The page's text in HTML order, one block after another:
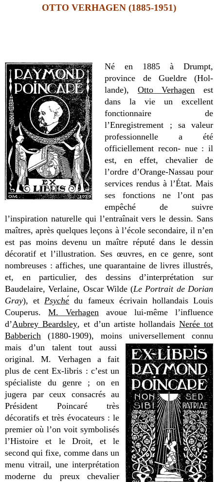
OTTO VERHAGEN (1885-1951)
Né en 1885 à Drumpt,
province de Gueldre (Hol-
lande), Otto Verhagen est
dans la vie un excellent
fonctionnaire de
l’Enregistrement ; sa valeur
professionnelle a été
officiellement recon- nue : il
est, en effet, chevalier de
l’ordre d’Orange-Nassau pour
services rendus à l’État. Mais
ses fonctions ne l’ont pas
empêché de suivre
l’inspiration naturelle qui l’entraînait vers le dessin. Sans
maîtres, après quelques leçons à l’école secondaire, il n’en
est pas moins devenu un maître réputé dans le dessin
décoratif et l’illustration. Ses œuvres, en ce genre, sont
nombreuses : affiches, une quarantaine de livres illustrés,
et, en particulier, des dessins d’interprétation sur
Baudelaire, Verlaine, Oscar Wilde (Le Portrait de Dorian
Gray), etPsyche du fameux écrivain hollandais Louis
Couperus.M. Verhagen avoue lui-même l’influence
d’Aubrey Beardsley, et d’un artiste hollandais Nerée tot
Babberich (1880-1909), moins universellement connu
mais d’un talent tout aussi
original. M. Verhagen a fait
plus de cent Ex-libris : c’est un
spécialiste du genre ; on en
jugera par ceux consacrés au
Président Poincaré très
décoratifs et très évocateurs : le
premier où l’on voit symbolisés
l’Histoire et le Droit, et le
second qui fixe, comme dans un
menu vitrail, une interprétation
moderne du preux chevalier